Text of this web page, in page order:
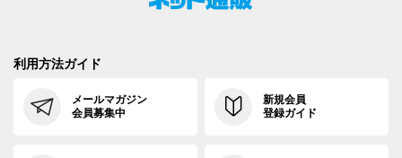
利用方法ガイド
メールマガジン
会員募集中
新規会員
登録ガイド